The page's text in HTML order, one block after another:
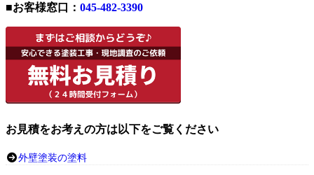
■お客様窓口： 045-482-3390
お見積をお考えの方は以下をご覧ください
外壁塗装の塗料